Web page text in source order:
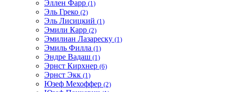
Эллен Фарр (1)
Эль Греко (2)
Эль Лисицкий (1)
Эмили Карр (2)
Эмилиан Лазареску (1)
Эмиль Филла (1)
Эндре Вадаш (1)
Эрнст Кирхнер (6)
Эрнст Экк (1)
Юзеф Мехоффер (2)